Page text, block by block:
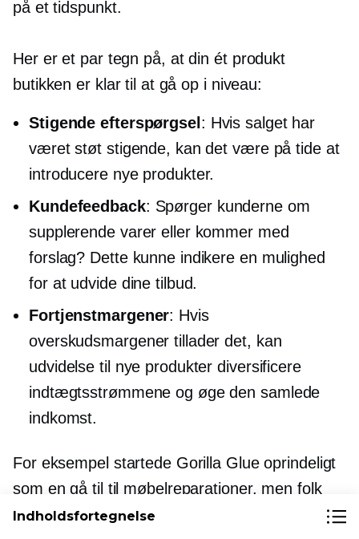
på et tidspunkt.
Her er et par tegn på, at din ét produkt
butikken er klar til at gå op i niveau:
Stigende efterspørgsel: Hvis salget har
været støt stigende, kan det være på tide at
introducere nye produkter.
Kundefeedback: Spørger kunderne om
supplerende varer eller kommer med
forslag? Dette kunne indikere en mulighed
for at udvide dine tilbud.
Fortjenstmargener: Hvis
overskudsmargener tillader det, kan
udvidelse til nye produkter diversificere
indtægtsstrømmene og øge den samlede
indkomst.
For eksempel startede Gorilla Glue oprindeligt
som engå tiltil møbelreparationer, men folk
opdagede hurtigt, hvor alsidigt det var, og
Indholdsfortegnelse